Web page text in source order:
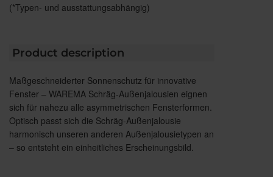
(*Typen- und ausstattungsabhängig)
Product description
Maßgeschneiderter Sonnenschutz für innovative
Fenster – WAREMA Schräg-Außenjalousien eignen
sich für nahezu alle asymmetrischen Fensterformen.
Optisch passt sich die Schräg-Außenjalousie
harmonisch unseren anderen Außenjalousietypen an
– so entsteht ein einheitliches Erscheinungsbild.